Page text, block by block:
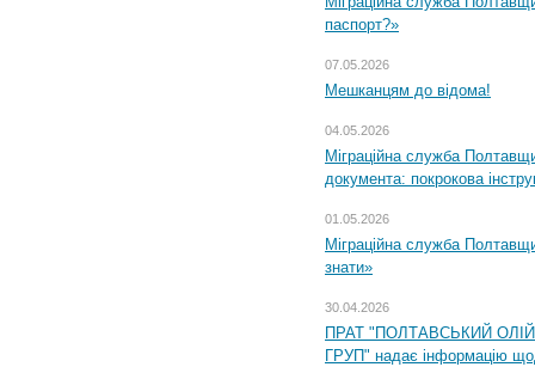
паспорт?»
07.05.2026
Мешканцям до відома!
04.05.2026
Міграційна служба
документа: покрокова
01.05.2026
Міграційна служба
знати»
30.04.2026
ПРАТ "ПОЛТАВСЬКИЙ
ГРУП" надає інформацію